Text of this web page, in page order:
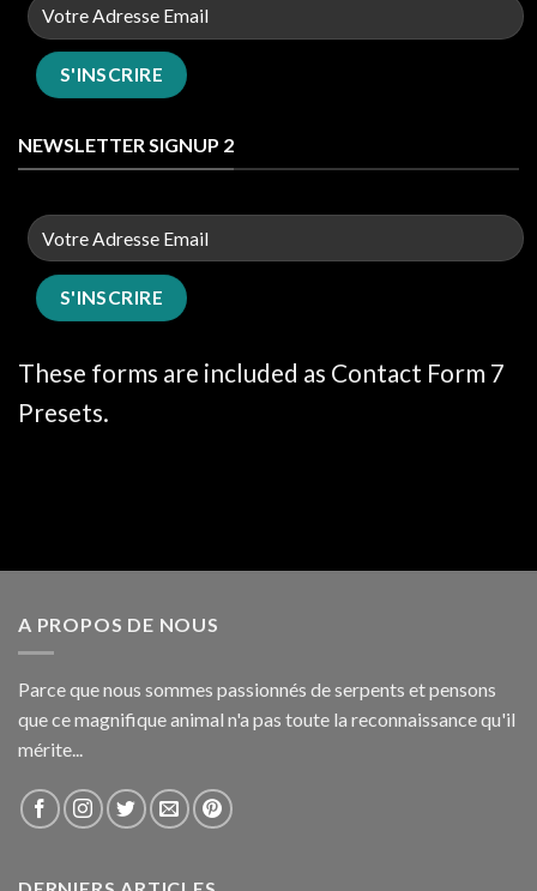
NEWSLETTER SIGNUP 2
These forms are included as Contact Form 7
Presets.
A PROPOS DE NOUS
Parce que nous sommes passionnés de serpents et pensons
que ce magnifique animal n'a pas toute la reconnaissance qu'il
mérite...